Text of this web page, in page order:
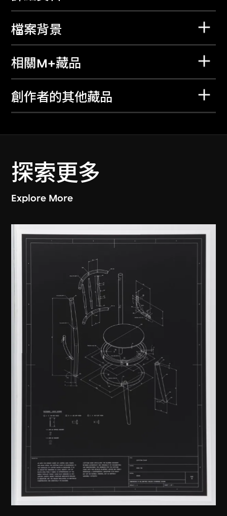
檔案背景
相關M+藏品
創作者的其他藏品
探索更多
Explore More